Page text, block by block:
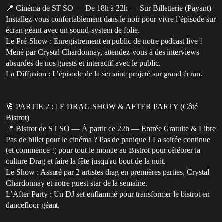
📍 Cinéma de ST SO — De 18h à 22h — Sur Billetterie (Payant)
Installez-vous confortablement dans le noir pour vivre l’épisode sur
écran géant avec un sound-system de folie.
Le Pré-Show : Enregistrement en public de notre podcast live !
Mené par Crystal Chardonnay, attendez-vous à des interviews
absurdes de nos guests et interactif avec le public.
La Diffusion : L’épisode de la semaine projeté sur grand écran.
🥂 PARTIE 2 : LE DRAG SHOW & AFTER PARTY (Côté
Bistrot)
📍 Bistrot de ST SO — À partir de 22h — Entrée Gratuite & Libre
Pas de billet pour le cinéma ? Pas de panique ! La soirée continue
(et commence !) pour tout le monde au Bistrot pour célébrer la
culture Drag et faire la fête jusqu'au bout de la nuit.
Le Show : Assuré par 2 artistes drag en premières parties, Crystal
Chardonnay et notre guest star de la semaine.
L’After Party : Un DJ set enflammé pour transformer le bistrot en
dancefloor géant.